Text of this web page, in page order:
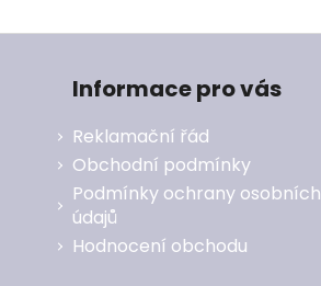
Informace pro vás
Reklamační řád
Obchodní podmínky
Podmínky ochrany osobních
údajů
Hodnocení obchodu